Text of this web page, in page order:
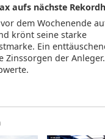
aufs nächste
dem Wochenende
krönt seine starke
Ein
Zinssorgen der Anleger.